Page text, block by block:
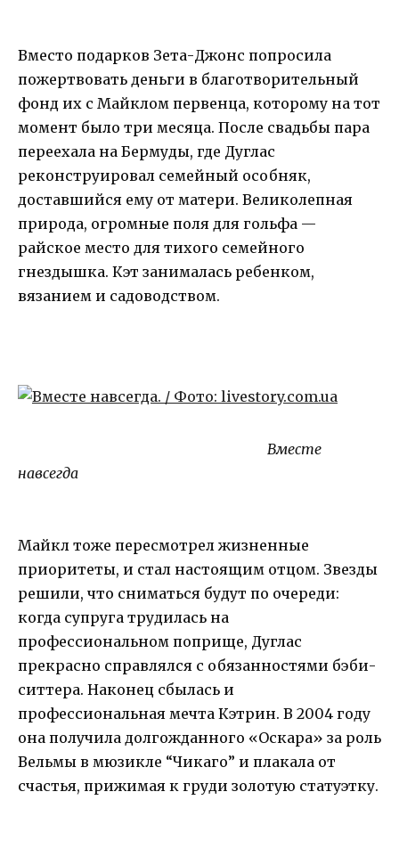
Вместо подарков Зета-Джонс попросила
пожертвовать деньги в благотворительный
фонд их с Майклом первенца, которому на тот
момент было три месяца. После свадьбы пара
переехала на Бермуды, где Дуглас
реконструировал семейный особняк,
доставшийся ему от матери. Великолепная
природа, огромные поля для гольфа —
райское место для тихого семейного
гнездышка. Кэт занималась ребенком,
вязанием и садоводством.
Вместе
навсегда
Майкл тоже пересмотрел жизненные
приоритеты, и стал настоящим отцом. Звезды
решили, что сниматься будут по очереди:
когда супруга трудилась на
профессиональном поприще, Дуглас
прекрасно справлялся с обязанностями бэби-
ситтера. Наконец сбылась и
профессиональная мечта Кэтрин. В 2004 году
она получила долгожданного «Оскара» за роль
Вельмы в мюзикле “Чикаго” и плакала от
счастья, прижимая к груди золотую статуэтку.